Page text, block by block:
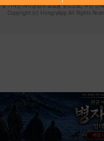
및 기사는 저작권법의 보호를 받으므로, 무단 전
Copyright (c) HungryApp All Rights